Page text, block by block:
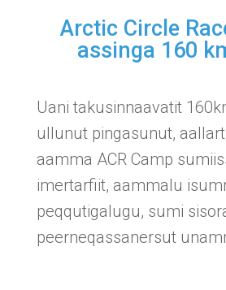
Arctic Circle
assinga 160
Uani takusinnaavatit
ullunut pingasunut,
aamma ACR Camp
imertarfiit, aammalu
peqqutigalugu, sumi
peerneqassanersut